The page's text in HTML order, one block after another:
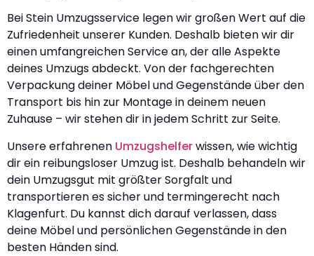
Bei Stein Umzugsservice legen wir großen Wert auf die
Zufriedenheit unserer Kunden. Deshalb bieten wir dir
einen umfangreichen Service an, der alle Aspekte
deines Umzugs abdeckt. Von der fachgerechten
Verpackung deiner Möbel und Gegenstände über den
Transport bis hin zur Montage in deinem neuen
Zuhause – wir stehen dir in jedem Schritt zur Seite.
Unsere erfahrenen Umzugshelferwissen, wie wichtig
dir ein reibungsloser Umzug ist. Deshalb behandeln wir
dein Umzugsgut mit größter Sorgfalt und
transportieren es sicher und termingerecht nach
Klagenfurt. Du kannst dich darauf verlassen, dass
deine Möbel und persönlichen Gegenstände in den
besten Händen sind.